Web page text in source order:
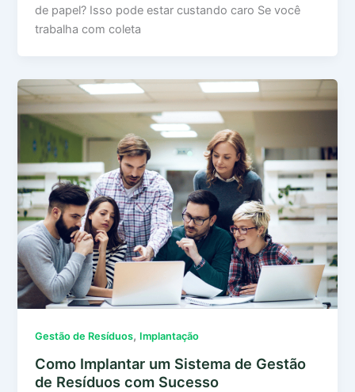
de papel? Isso pode estar custando caro Se você
trabalha com coleta
Gestão de Resíduos, Implantação
Como Implantar um Sistema de Gestão
de Resíduos com Sucesso